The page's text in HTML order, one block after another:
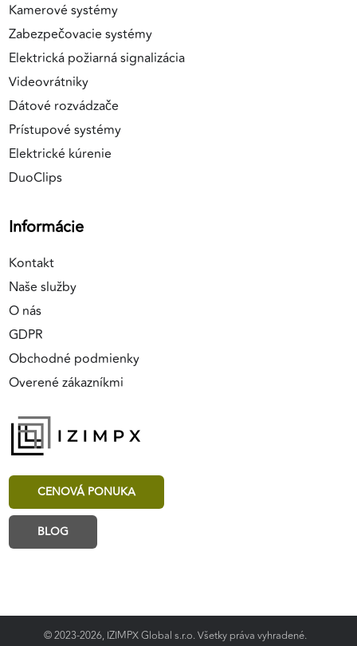
Kamerové systémy
Zabezpečovacie systémy
Elektrická požiarná signalizácia
Videovrátniky
Dátové rozvádzače
Prístupové systémy
Elektrické kúrenie
DuoClips
Informácie
Kontakt
Naše služby
O nás
GDPR
Obchodné podmienky
Overené zákazníkmi
CENOVÁ PONUKA
BLOG
© 2023-2026, IZIMPX Global s.r.o. Všetky práva vyhradené.